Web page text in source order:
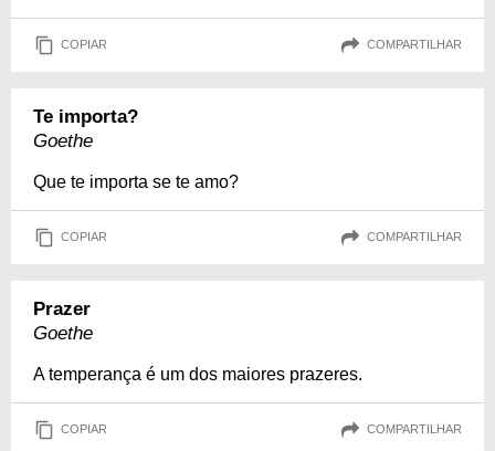
COPIAR COMPARTILHAR
Te importa?
Goethe
Que te importa se te amo?
COPIAR COMPARTILHAR
Prazer
Goethe
A temperança é um dos maiores prazeres.
COPIAR COMPARTILHAR